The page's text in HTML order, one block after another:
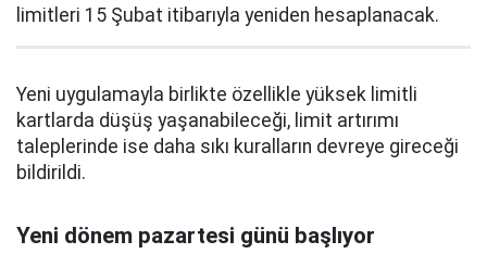
limitleri 15 Şubat itibarıyla yeniden hesaplanacak.
Yeni uygulamayla birlikte özellikle yüksek limitli
kartlarda düşüş yaşanabileceği, limit artırımı
taleplerinde ise daha sıkı kuralların devreye gireceği
bildirildi.
Yeni dönem pazartesi günü başlıyor